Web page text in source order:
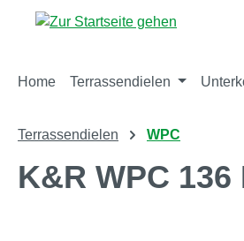
Hauptinhalt springen
Zur Suche springen
Zur Hauptnavigation springen
Home Terrassendielen
Terrassendielen WPC
K&R WPC